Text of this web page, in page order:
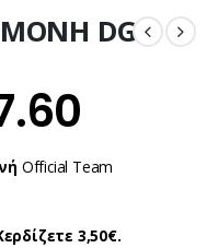
ΜΟΝΗ DG
Official Team
3,50€.